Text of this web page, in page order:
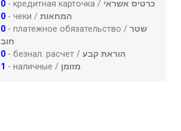
0 - кредитная карточка / כרטיס אשראי
0 - чеки /המחאות
0 - платежное обязательство /שטר
חוב
0 - безнал. расчет /הוראת קבע
1 - наличные / מזומן